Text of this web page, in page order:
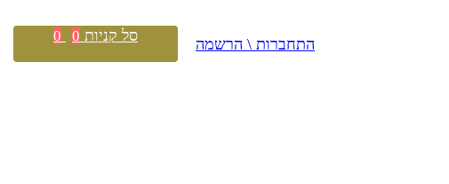
התחברות \ הרשמה סל קניות 0
0